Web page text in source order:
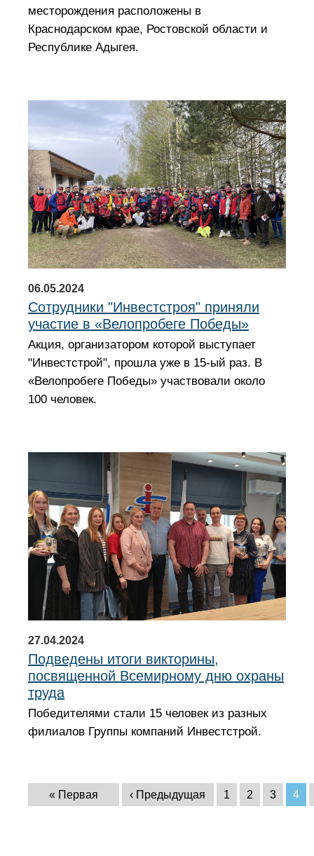
месторождения расположены в
Краснодарском крае, Ростовской области и
Республике Адыгея.
06.05.2024
Сотрудники "Инвестстроя" приняли
участие в «Велопробеге Победы»
Акция, организатором которой выступает
"Инвестстрой", прошла уже в 15-ый раз. В
«Велопробеге Победы» участвовали около
100 человек.
27.04.2024
Подведены итоги викторины,
посвященной Всемирному дню охраны
труда
Победителями стали 15 человек из разных
филиалов Группы компаний Инвестстрой.
Нумерация страниц
Первая страница
« Первая Предыдущая страница
‹ Предыдущая Страница
1 Страница
2 3 4